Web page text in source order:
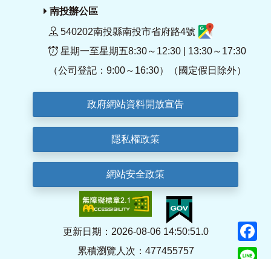
南投辦公區
540202南投縣南投市省府路4號
星期一至星期五8:30～12:30 | 13:30～17:30
（公司登記：9:00～16:30）（國定假日除外）
政府網站資料開放宣告
隱私權政策
網站安全政策
更新日期：2026-08-06 14:50:51.0
累積瀏覽人次：477455757